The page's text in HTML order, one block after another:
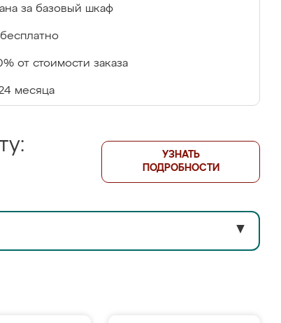
за базовый шкаф
бесплатно
от стоимости заказа
месяца
УЗНАТЬ
ПОДРОБНОСТИ
▼